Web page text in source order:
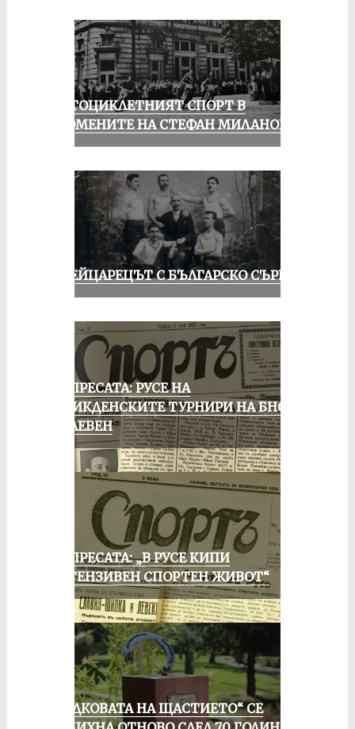
МОТОЦИКЛЕТНИЯТ СПОРТ В
СПОМЕНИТЕ НА СТЕФАН МИЛАНОВ
ШВЕЙЦАРЕЦЪТ С БЪЛГАРСКО СЪРЦЕ
ОТ ПРЕСАТА: РУСЕ НА
ВЕЛИКДЕНСКИТЕ ТУРНИРИ НА БНСФ
В ПЛЕВЕН
ОТ ПРЕСАТА: „В РУСЕ КИПИ
ИНТЕНЗИВЕН СПОРТЕН ЖИВОТ“
„ПОДКОВАТА НА ЩАСТИЕТО“ СЕ